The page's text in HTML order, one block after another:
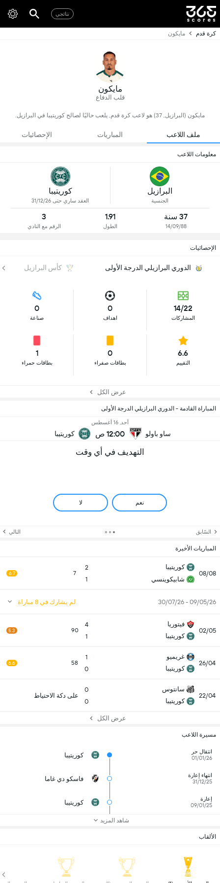
نتائجي
كرة قدم مايكون
مايكون
قلب الدفاع
مايكون (البرازيل, 37) هو لاعب كرة قدم, يلعب حاليًا لصالح كوريتيبا في البرازيل.
ملف اللاعب المباريات الإحصائيات
معلومات اللاعب
البرازيل
الجنسية
كوريتيبا
العقد ساري حتى 31/12/26
37 سنة
14/09/88
1.91
الطول
3
الرقم مع النادي
الإحصائيات
الدوري البرازيلي الدرجة الأولى كأس البرازيل
14/22
المشاركات
0
اهداف
0
صناعة
6.6
التقييم
0
بطاقات صفراء
1
بطاقات حمراء
عرض الكل
المباراة القادمة - الدوري البرازيلي الدرجة الأولى
ساو باولو
أحد, 16 أغسطس
12:00 ص كوريتيبا
التهديف في أي وقت
نعم لا
السّابق التالي
المباريات الأخيرة
08/08
كوريتيبا
شابيكوينسي
2
1
7
6.7
09/05/26 - 30/07/26 لم يشارك في 8 مباراة
02/05
فيتوريا
كوريتيبا
4
1
90
5.3
26/04
غريميو
كوريتيبا
1
0
58
6.6
22/04
سانتوس
كوريتيبا
0
0
على دكة الاحتياط
عرض الكل
مسيرة اللاعب
انتقال حر
01/01/26
كوريتيبا
انتهاء إعارة
31/12/25
فاسكو دي غاما
إعارة
09/01/25
كوريتيبا
شاهد المزيد
الألقاب